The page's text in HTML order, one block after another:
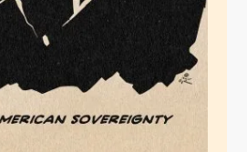
19, 2025